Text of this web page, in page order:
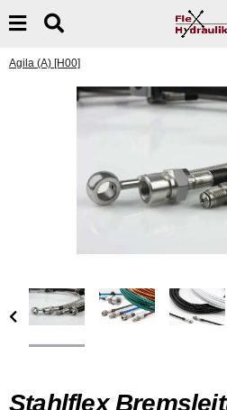
Agila (A) [H00]
Stahlflex